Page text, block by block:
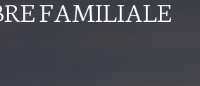
FAMILIALE